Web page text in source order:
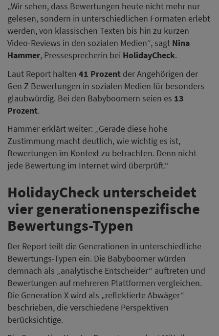
„Wir sehen, dass Bewertungen heute nicht mehr nur
gelesen, sondern in unterschiedlichen Formaten erlebt
werden, von klassischen Texten bis hin zu kurzen
Video-Reviews in den sozialen Medien“, sagt Nina
Hammer, Pressesprecherin bei HolidayCheck.
Laut Report halten 41 Prozent der Angehörigen der
Gen Z Bewertungen in sozialen Medien für besonders
glaubwürdig. Bei den Babyboomern seien es 13
Prozent.
Hammer erklärt weiter: „Gerade diese hohe
Zustimmung macht deutlich, wie wichtig es ist,
Bewertungen im Kontext zu betrachten. Denn nicht
jede Bewertung im Internet wird überprüft.“
HolidayCheck unterscheidet
vier generationenspezifische
Bewertungs-Typen
Der Report teilt die Generationen in unterschiedliche
Bewertungs-Typen ein. Die Babyboomer würden
demnach als „analytische Entscheider“ auftreten und
Bewertungen auf mehreren Plattformen vergleichen.
Die Generation X wird als „reflektierte Abwäger“
beschrieben, die verschiedene Perspektiven
berücksichtige.